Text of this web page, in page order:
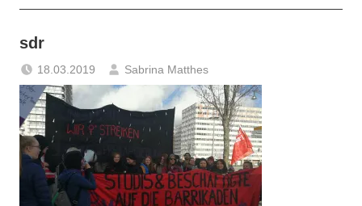
sdr
18.03.2019 Sabrina Matthes